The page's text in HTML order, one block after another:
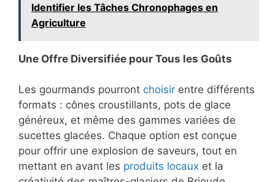
Identifier les Tâches Chronophages en
Agriculture
Une Offre Diversifiée pour Tous les Goûts
Les gourmands pourront choisir entre différents
formats : cônes croustillants, pots de glace
généreux, et même des gammes variées de
sucettes glacées. Chaque option est conçue
pour offrir une explosion de saveurs, tout en
mettant en avant les produits locaux et la